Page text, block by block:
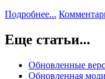
Подробнее...
Еще статьи...
Обновленные
Обновленная